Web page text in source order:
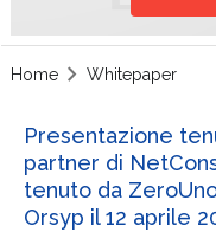
Home Whitepaper
Presentazione
partner di
tenuto da
Orsyp il 12 aprile